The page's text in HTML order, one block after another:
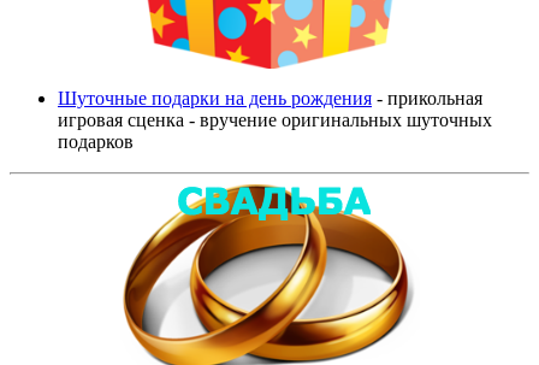
Шуточные подарки на день рождения - прикольная
игровая сценка - вручение оригинальных шуточных
подарков